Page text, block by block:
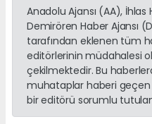
Anadolu Ajansı (AA), İhlas
Demirören Haber Ajansı
tarafından eklenen tüm
editörlerinin müdahalesi
çekilmektedir. Bu
muhataplar haberi
bir editörü sorumlu